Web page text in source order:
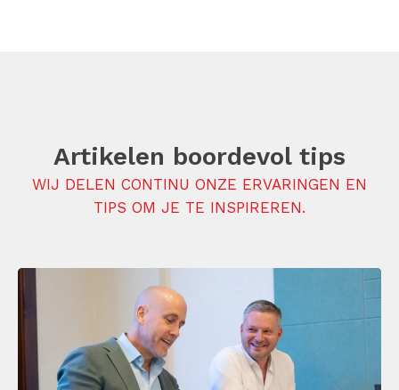
Artikelen boordevol tips
WIJ DELEN CONTINU ONZE ERVARINGEN EN
TIPS OM JE TE INSPIREREN.